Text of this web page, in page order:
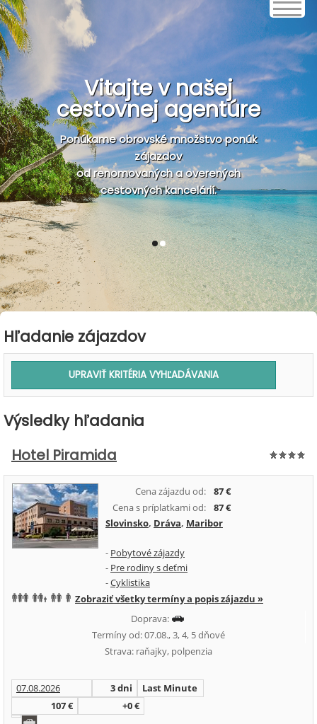
Vitajte v našej
cestovnej agentúre
Ponúkame obrovské množstvo ponúk
zájazdov
od renomovaných a overených
cestovných kancelárií.
1 2
Hľadanie zájazdov
Výsledky hľadania
Hotel Piramida
Cena zájazdu od:
87 €
Cena s príplatkami od:
87 €
Slovinsko, Dráva, Maribor
- Pobytové zájazdy
- Pre rodiny s deťmi
-Cyklistika
Zobraziť všetky termíny a popis zájazdu »
Doprava:
Termíny od: 07.08., 3, 4, 5 dňové
Strava: raňajky, polpenzia
07.08.2026 3 dni
Last Minute
107 €
+0 €